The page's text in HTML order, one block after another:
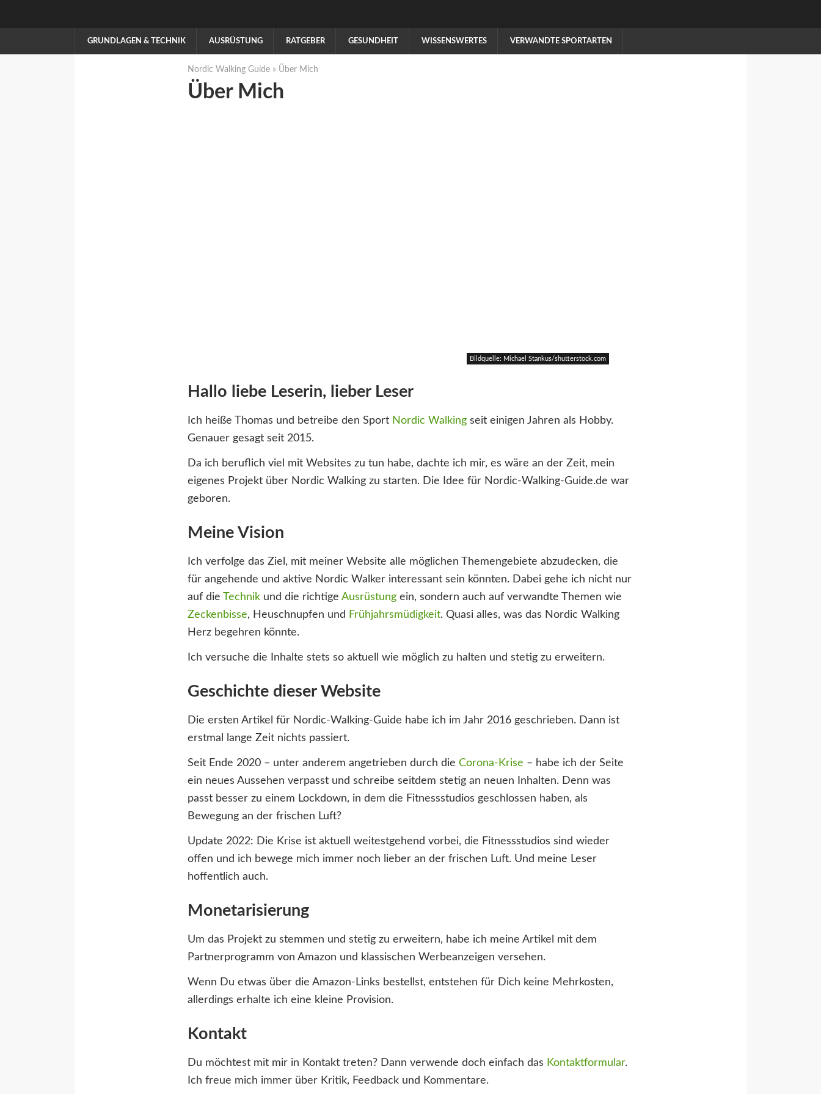
GRUNDLAGEN & TECHNIK AUSRÜSTUNG RATGEBER GESUNDHEIT WISSENSWERTES VERWANDTE SPORTARTEN
Nordic Walking Guide » Über Mich
Über Mich
Bildquelle: Michael Stankus/shutterstock.com
Hallo liebe Leserin, lieber Leser
Ich heiße Thomas und betreibe den Sport Nordic Walking seit einigen Jahren als Hobby.
Genauer gesagt seit 2015.
Da ich beruflich viel mit Websites zu tun habe, dachte ich mir, es wäre an der Zeit, mein
eigenes Projekt über Nordic Walking zu starten. Die Idee für Nordic-Walking-Guide.de war
geboren.
Meine Vision
Ich verfolge das Ziel, mit meiner Website alle möglichen Themengebiete abzudecken, die
für angehende und aktive Nordic Walker interessant sein könnten. Dabei gehe ich nicht nur
auf die Technik und die richtige Ausrüstung ein, sondern auch auf verwandte Themen wie
Zeckenbisse, Heuschnupfen und Frühjahrsmüdigkeit. Quasi alles, was das Nordic Walking
Herz begehren könnte.
Ich versuche die Inhalte stets so aktuell wie möglich zu halten und stetig zu erweitern.
Geschichte dieser Website
Die ersten Artikel für Nordic-Walking-Guide habe ich im Jahr 2016 geschrieben. Dann ist
erstmal lange Zeit nichts passiert.
Seit Ende 2020 – unter anderem angetrieben durch die Corona-Krise – habe ich der Seite
ein neues Aussehen verpasst und schreibe seitdem stetig an neuen Inhalten. Denn was
passt besser zu einem Lockdown, in dem die Fitnessstudios geschlossen haben, als
Bewegung an der frischen Luft?
Update 2022: Die Krise ist aktuell weitestgehend vorbei, die Fitnessstudios sind wieder
offen und ich bewege mich immer noch lieber an der frischen Luft. Und meine Leser
hoffentlich auch.
Monetarisierung
Um das Projekt zu stemmen und stetig zu erweitern, habe ich meine Artikel mit dem
Partnerprogramm von Amazon und klassischen Werbeanzeigen versehen.
Wenn Du etwas über die Amazon-Links bestellst, entstehen für Dich keine Mehrkosten,
allerdings erhalte ich eine kleine Provision.
Kontakt
Du möchtest mit mir in Kontakt treten? Dann verwende doch einfach das Kontaktformular.
Ich freue mich immer über Kritik, Feedback und Kommentare.